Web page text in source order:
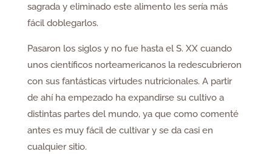
sagrada y eliminado este alimento les sería más
fácil doblegarlos.
Pasaron los siglos y no fue hasta el S. XX cuando
unos científicos norteamericanos la redescubrieron
con sus fantásticas virtudes nutricionales. A partir
de ahí ha empezado ha expandirse su cultivo a
distintas partes del mundo, ya que como comenté
antes es muy fácil de cultivar y se da casi en
cualquier sitio.